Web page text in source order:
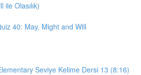
ile Olasılık)
40: May, Might and Will
Seviye Kelime Dersi 13 (8:16)